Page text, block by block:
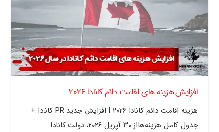
افزایش هزینه های اقامت دائم کانادا ۲۰۲۶
هزینه اقامت دائم کانادا ۲۰۲۶ | افزایش جدید PR کانادا +
جدول کامل هزینه‌هااز ۳۰ آپریل ۲۰۲۶، دولت کانادا